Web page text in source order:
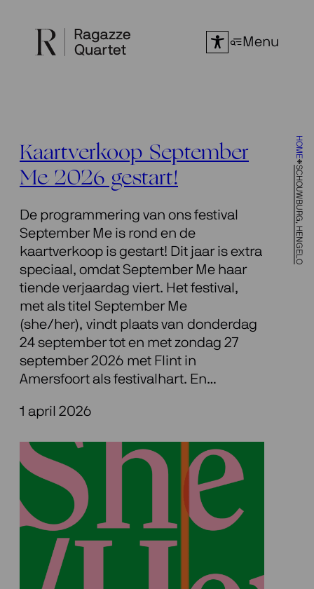
HOME
SCHOUWBURG, HENGELO
Menu
Kaartverkoop September
Me 2026 gestart!
De programmering van ons festival
September Me is rond en de
kaartverkoop is gestart! Dit jaar is extra
speciaal, omdat September Me haar
tiende verjaardag viert. Het festival,
met als titel September Me
(she/her), vindt plaats van donderdag
24 september tot en met zondag 27
september 2026 met Flint in
Amersfoort als festivalhart. En…
1 april 2026